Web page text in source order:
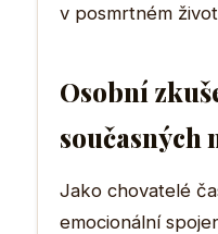
v posmrtném
Osobní
současných
Jako chovatelé
emocionální